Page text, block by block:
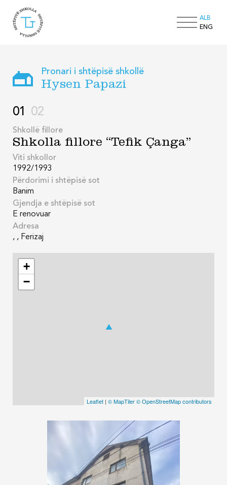
ALB
ENG
Pronari i shtëpisë shkollë
Hysen Papazi
01 02
Shkollë fillore
Shkolla fillore “Tefik Çanga”
Viti shkollor
1992/1993
Përdorimi i shtëpisë sot
Banim
Gjendja e shtëpisë sot
E renovuar
Adresa
, , Ferizaj
+
−
Leaflet | © MapTiler© OpenStreetMap contributors